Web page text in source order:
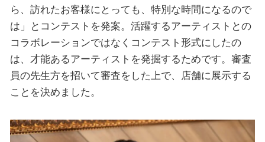
ら、訪れたお客様にとっても、特別な時間になるので
は」とコンテストを発案。活躍するアーティストとの
コラボレーションではなくコンテスト形式にしたの
は、才能あるアーティストを発掘するためです。審査
員の先生方を招いて審査をした上で、店舗に展示する
ことを決めました。